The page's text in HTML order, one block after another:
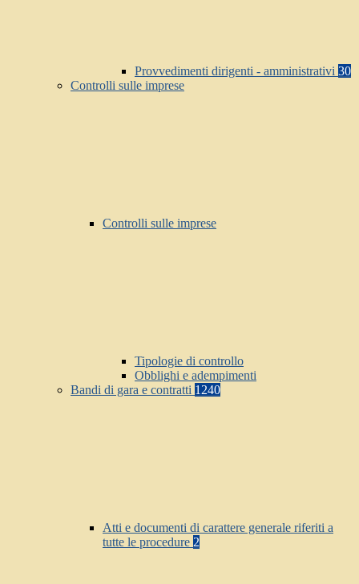
Provvedimenti dirigenti - amministrativi 30
Controlli sulle imprese
Controlli sulle imprese
Tipologie di controllo
Obblighi e adempimenti
Bandi di gara e contratti 1240
Atti e documenti di carattere generale riferiti a
tutte le procedure 2